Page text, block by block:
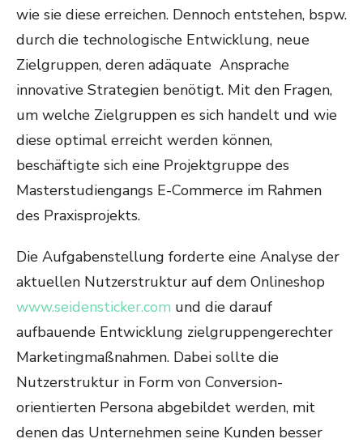
wie sie diese erreichen. Dennoch entstehen, bspw.
durch die technologische Entwicklung, neue
Zielgruppen, deren adäquate Ansprache
innovative Strategien benötigt. Mit den Fragen,
um welche Zielgruppen es sich handelt und wie
diese optimal erreicht werden können,
beschäftigte sich eine Projektgruppe des
Masterstudiengangs E-Commerce im Rahmen
des Praxisprojekts.
Die Aufgabenstellung forderte eine Analyse der
aktuellen Nutzerstruktur auf dem Onlineshop
www.seidensticker.com und die darauf
aufbauende Entwicklung zielgruppengerechter
Marketingmaßnahmen. Dabei sollte die
Nutzerstruktur in Form von Conversion-
orientierten Persona abgebildet werden, mit
denen das Unternehmen seine Kunden besser